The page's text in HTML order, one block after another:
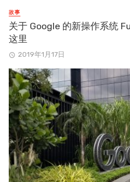
故事
关于 Google 的新操作系统
这里
2019年1月17日